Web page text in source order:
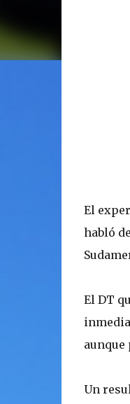
El
habló
El DT
aunque
Un